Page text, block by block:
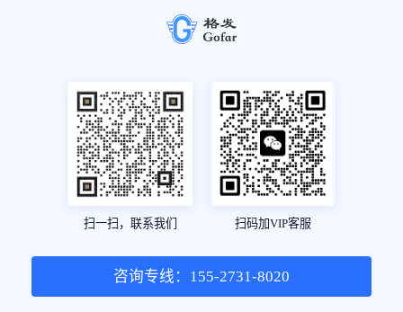
扫一扫，联系我们 扫码加VIP客服
咨询专线：155-2731-8020